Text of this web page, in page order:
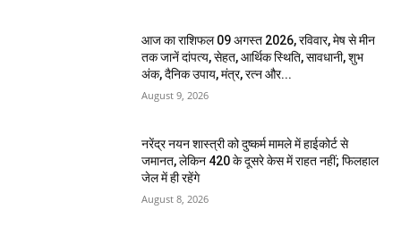
आज का राशिफल 09 अगस्त 2026, रविवार, मेष से मीन
तक जानें दांपत्य, सेहत, आर्थिक स्थिति, सावधानी, शुभ
अंक, दैनिक उपाय, मंत्र, रत्न और...
August 9, 2026
नरेंद्र नयन शास्त्री को दुष्कर्म मामले में हाईकोर्ट से
जमानत, लेकिन 420 के दूसरे केस में राहत नहीं; फिलहाल
जेल में ही रहेंगे
August 8, 2026